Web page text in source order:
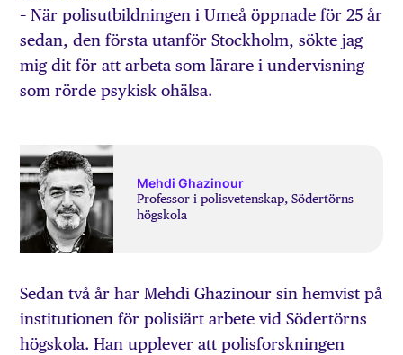
– När polisutbildningen i Umeå öppnade för 25 år
sedan, den första utanför Stockholm, sökte jag
mig dit för att arbeta som lärare i undervisning
som rörde psykisk ohälsa.
Mehdi Ghazinour
Professor i polisvetenskap, Södertörns
högskola
Sedan två år har Mehdi Ghazinour sin hemvist på
institutionen för polisiärt arbete vid Södertörns
högskola. Han upplever att polisforskningen